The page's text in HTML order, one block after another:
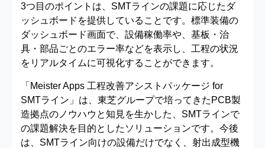
3つ目のポイントは、SMTラインの課題に応じたダ
ッシュボードを提供していることです。標準装備の
ダッシュボード画面で、設備稼働率や、基板・治
具・部品ごとのエラー率などを表示し、工程の状況
をリアルタイムに可視化することができます。
「Meister Apps 工程改善アシストパッケージ for
SMTライン」は、東芝グループで培ってきたPCB製
造拠点のノウハウと知見を生かした、SMTラインで
の課題解決を目的としたソリューションです。今後
は、SMTライン向けの設備だけでなく、射出成型機